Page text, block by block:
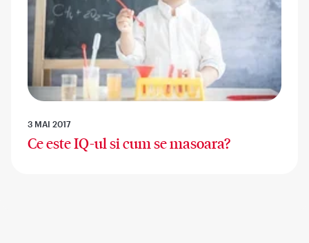
3 MAI 2017
Ce este IQ-ul si cum se masoara?